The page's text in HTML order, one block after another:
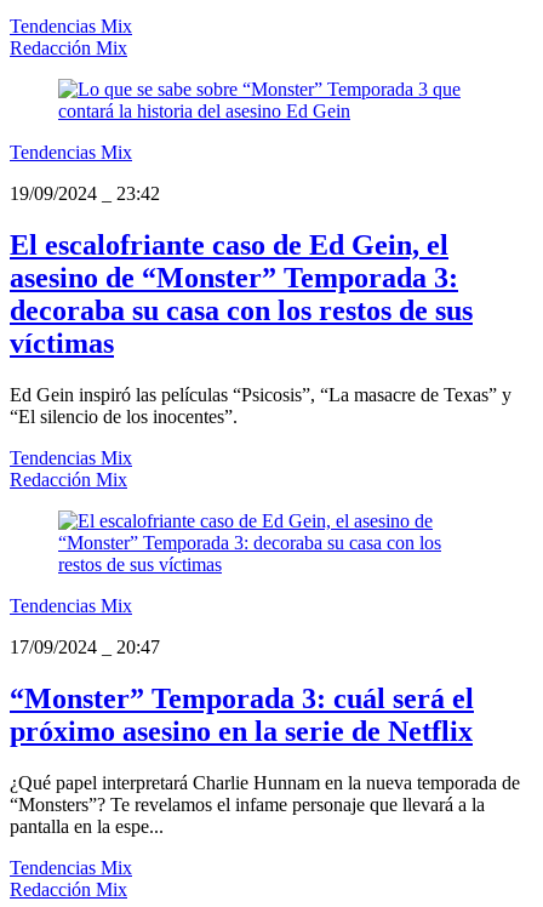
Tendencias Mix
Redacción Mix
Tendencias Mix
19/09/2024
23:42
El escalofriante caso de Ed Gein, el
asesino de “Monster” Temporada 3:
decoraba su casa con los restos de sus
víctimas
Ed Gein inspiró las películas “Psicosis”, “La masacre de Texas” y
“El silencio de los inocentes”.
Tendencias Mix
Redacción Mix
Tendencias Mix
17/09/2024
20:47
“Monster” Temporada 3: cuál será el
próximo asesino en la serie de Netflix
¿Qué papel interpretará Charlie Hunnam en la nueva temporada de
“Monsters”? Te revelamos el infame personaje que llevará a la
pantalla en la espe...
Tendencias Mix
Redacción Mix